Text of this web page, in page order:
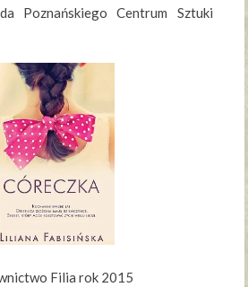
Poznańskiego Centrum Sztuki
Filia rok 2015